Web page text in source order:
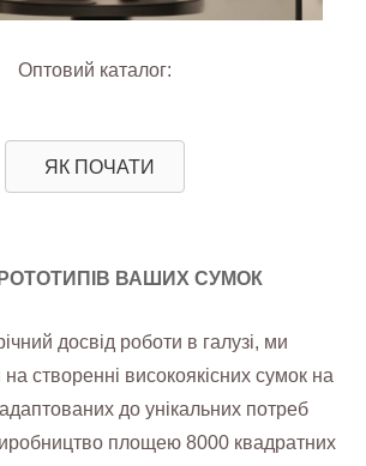
Оптовий каталог:
ЯК ПОЧАТИ
ВАШИХ СУМОК
досвід роботи в галузі, ми
на створенні високоякісних сумок на
до унікальних потреб
площею 8000 квадратних